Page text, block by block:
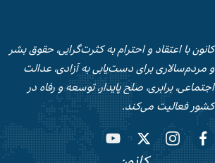
کانون با اعتقاد و احترام به کثرت‌گرایی، حقوق بشر
و‌ مردم‌سالاری برای دست‌‌یابی به آزادی، عدالت
اجتماعی، برابری، صلح‌ پایدار، توسعه و رفاه در
کشور فعالیت می‌کند.